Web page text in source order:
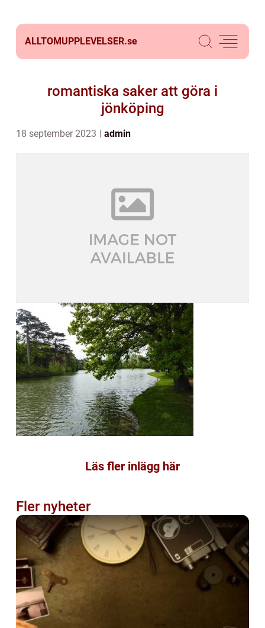
ALLTOMUPPLEVELSER.se
romantiska saker att göra i
jönköping
18 september 2023 admin
Läs fler inlägg här
Fler nyheter